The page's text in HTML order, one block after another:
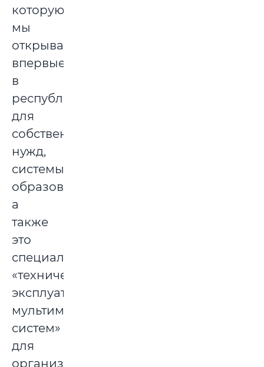
которую
мы
открываем
впервые
в
республике
для
собственных
нужд,
системы
образования,
а
также
это
специальность
«техническая
эксплуатация
мультимедийных
систем»
для
организаций